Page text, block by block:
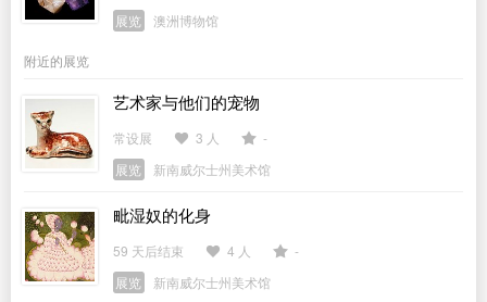
展览
澳洲博物馆
附近的展览
艺术家与他们的宠物
常设展 3 人
-
展览
新南威尔士州美术馆
毗湿奴的化身
59 天后结束 4 人
-
展览
新南威尔士州美术馆